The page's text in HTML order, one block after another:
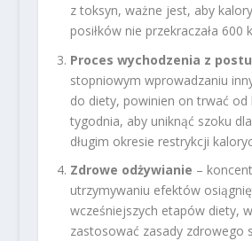
z toksyn, ważne jest, aby
posiłków nie przekraczała 600
Proces wychodzenia z postu
stopniowym wprowadzaniu
do diety, powinien on trwać od
tygodnia, aby uniknąć szoku
długim okresie restrykcji
Zdrowe odżywianie –
utrzymywaniu efektów
wcześniejszych etapów diety,
zastosować zasady zdrowego